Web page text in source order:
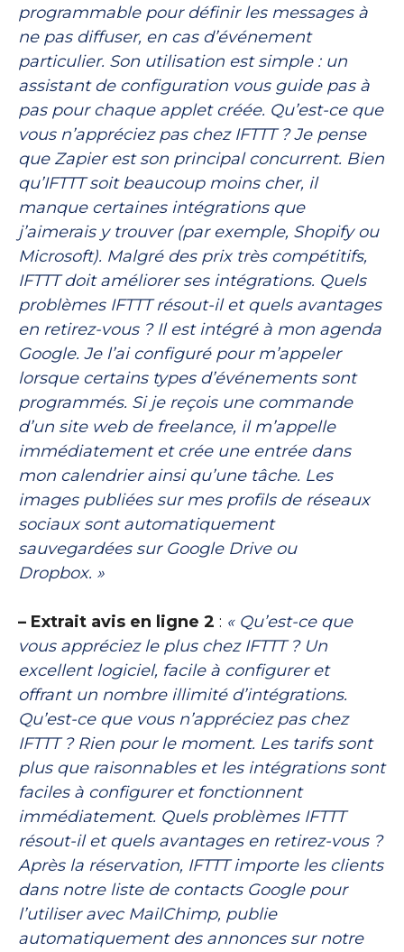
programmable pour définir les messages à
ne pas diffuser, en cas d’événement
particulier. Son utilisation est simple : un
assistant de configuration vous guide pas à
pas pour chaque applet créée. Qu’est-ce que
vous n’appréciez pas chez IFTTT ? Je pense
que Zapier est son principal concurrent. Bien
qu’IFTTT soit beaucoup moins cher, il
manque certaines intégrations que
j’aimerais y trouver (par exemple, Shopify ou
Microsoft). Malgré des prix très compétitifs,
IFTTT doit améliorer ses intégrations. Quels
problèmes IFTTT résout-il et quels avantages
en retirez-vous ? Il est intégré à mon agenda
Google. Je l’ai configuré pour m’appeler
lorsque certains types d’événements sont
programmés. Si je reçois une commande
d’un site web de freelance, il m’appelle
immédiatement et crée une entrée dans
mon calendrier ainsi qu’une tâche. Les
images publiées sur mes profils de réseaux
sociaux sont automatiquement
sauvegardées sur Google Drive ou
Dropbox. »
– Extrait avis en ligne 2 : « Qu’est-ce que
vous appréciez le plus chez IFTTT ? Un
excellent logiciel, facile à configurer et
offrant un nombre illimité d’intégrations.
Qu’est-ce que vous n’appréciez pas chez
IFTTT ? Rien pour le moment. Les tarifs sont
plus que raisonnables et les intégrations sont
faciles à configurer et fonctionnent
immédiatement. Quels problèmes IFTTT
résout-il et quels avantages en retirez-vous ?
Après la réservation, IFTTT importe les clients
dans notre liste de contacts Google pour
l’utiliser avec MailChimp, publie
automatiquement des annonces sur notre